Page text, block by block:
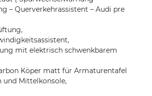
– Querverkehrassistent – Audi pre
mit elektrisch schwenkbarem
Köper matt für Armaturentafel
und Mittelkonsole,